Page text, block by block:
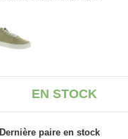
EN STOCK
Dernière paire en stock